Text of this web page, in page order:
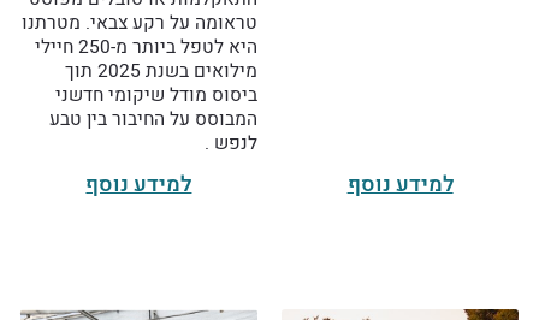
למידע נוסף
טראומה על רקע צבאי. מטרתנו
היא לטפל ביותר מ-250 חיילי
מילואים בשנת 2025 תוך
ביסוס מודל שיקומי חדשני
המבוסס על החיבור בין טבע
לנפש .
למידע נוסף